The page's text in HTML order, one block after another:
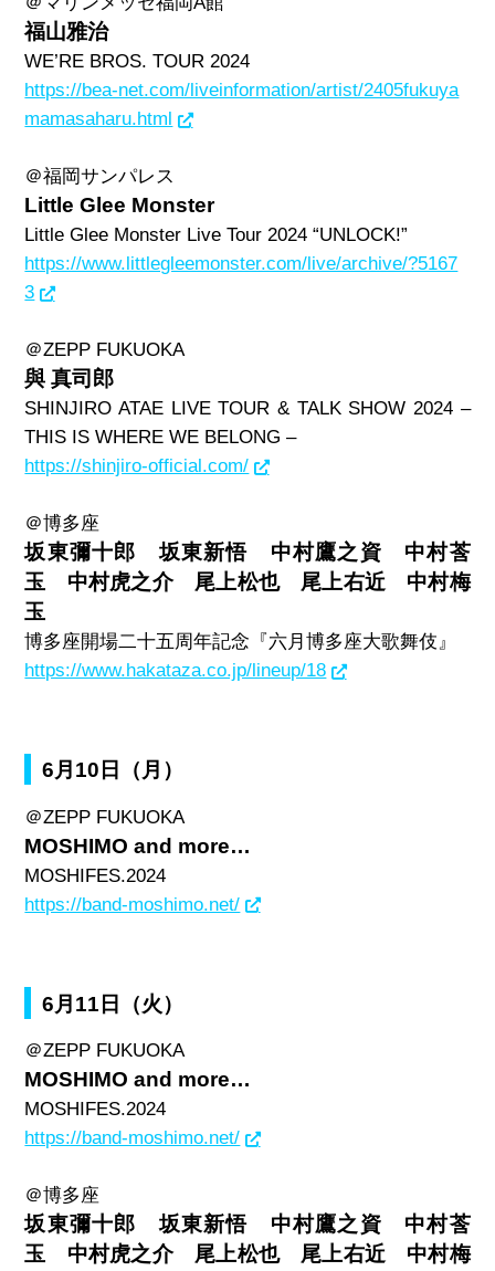
福山雅治
WE’RE BROS. TOUR 2024
https://bea-net.com/liveinformation/artist/2405fukuya
mamasaharu.html
＠福岡サンパレス
Little Glee Monster
Little Glee Monster Live Tour 2024 “UNLOCK!”
https://www.littlegleemonster.com/live/archive/?5167
3
＠ZEPP FUKUOKA
與 真司郎
SHINJIRO ATAE LIVE TOUR & TALK SHOW 2024 –
THIS IS WHERE WE BELONG –
https://shinjiro-official.com/
＠博多座
坂東彌十郎 坂東新悟 中村鷹之資 中村莟
玉 中村虎之介 尾上松也 尾上右近 中村梅
玉
博多座開場二十五周年記念『六月博多座大歌舞伎』
https://www.hakataza.co.jp/lineup/18
6月10日（月）
＠ZEPP FUKUOKA
MOSHIMO and more…
MOSHIFES.2024
https://band-moshimo.net/
6月11日（火）
＠ZEPP FUKUOKA
MOSHIMO and more…
MOSHIFES.2024
https://band-moshimo.net/
＠博多座
坂東彌十郎 坂東新悟 中村鷹之資 中村莟
玉 中村虎之介 尾上松也 尾上右近 中村梅